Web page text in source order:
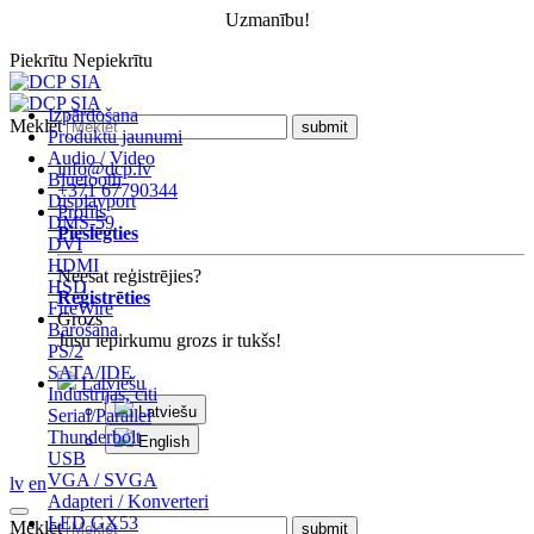
Uzmanību!
Piekrītu Nepiekrītu
Izpārdošana
Produktu jaunumi
Audio / Video
Bluetooth
Displayport
DMS-59
DVI
HDMI
HSD
FireWire
Barošana
PS/2
SATA/IDE
Industrijas, citi
Serial/Parallel
Thunderbolt
USB
VGA / SVGA
Adapteri / Konverteri
LED GX53
Meklēt
info@dcp.lv
+371 67790344
Profils
Pieslēgties
Neesat reģistrējies?
Reģistrēties
Grozs
Jūsu iepirkumu grozs ir tukšs!
Latviešu
Latviešu
English
lv en
Meklēt